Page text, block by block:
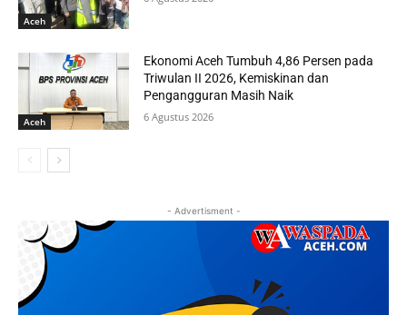
Aceh
Aceh
Ekonomi Aceh Tumbuh 4,86 Persen pada
Triwulan II 2026, Kemiskinan dan
Pengangguran Masih Naik
6 Agustus 2026
- Advertisment -